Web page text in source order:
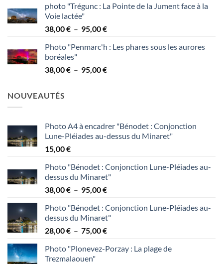
prix :
à
photo "Trégunc : La Pointe de la Jument face à la
Voie lactée"
38,00€ – 95,00€Plage
prix :
à
Photo "Penmarc'h : Les phares sous les aurores
boréales"
38,00€ – 95,00€Plage
NOUVEAUTÉS
Photo A4 à encadrer "Bénodet : Conjonction
Lune-Pléiades au-dessus du Minaret"
15,00€
Photo "Bénodet : Conjonction Lune-Pléiades au-
dessus du Minaret"
38,00€ – 95,00€Plage
prix :
38,00 €
à
Photo "Bénodet : Conjonction Lune-Pléiades au-
dessus du Minaret"
28,00€ – 75,00€Plage
prix :
Photo "Plonevez-Porzay : La plage de
Trezmalaouen"